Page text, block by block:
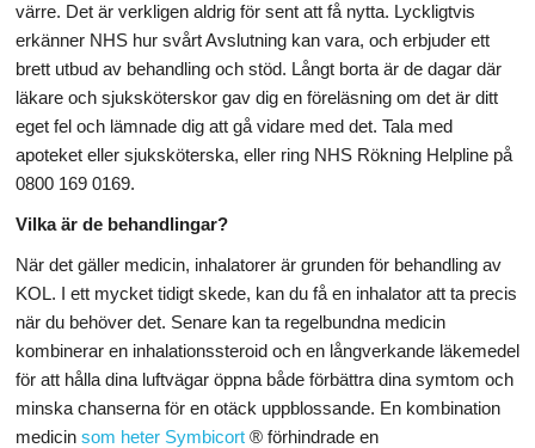
värre. Det är verkligen aldrig för sent att få nytta. Lyckligtvis
erkänner NHS hur svårt Avslutning kan vara, och erbjuder ett
brett utbud av behandling och stöd. Långt borta är de dagar där
läkare och sjuksköterskor gav dig en föreläsning om det är ditt
eget fel och lämnade dig att gå vidare med det. Tala med
apoteket eller sjuksköterska, eller ring NHS Rökning Helpline på
0800 169 0169.
Vilka är de behandlingar?
När det gäller medicin, inhalatorer är grunden för behandling av
KOL. I ett mycket tidigt skede, kan du få en inhalator att ta precis
när du behöver det. Senare kan ta regelbundna medicin
kombinerar en inhalationssteroid och en långverkande läkemedel
för att hålla dina luftvägar öppna både förbättra dina symtom och
minska chanserna för en otäck uppblossande. En kombination
medicin som heter Symbicort ® förhindrade en